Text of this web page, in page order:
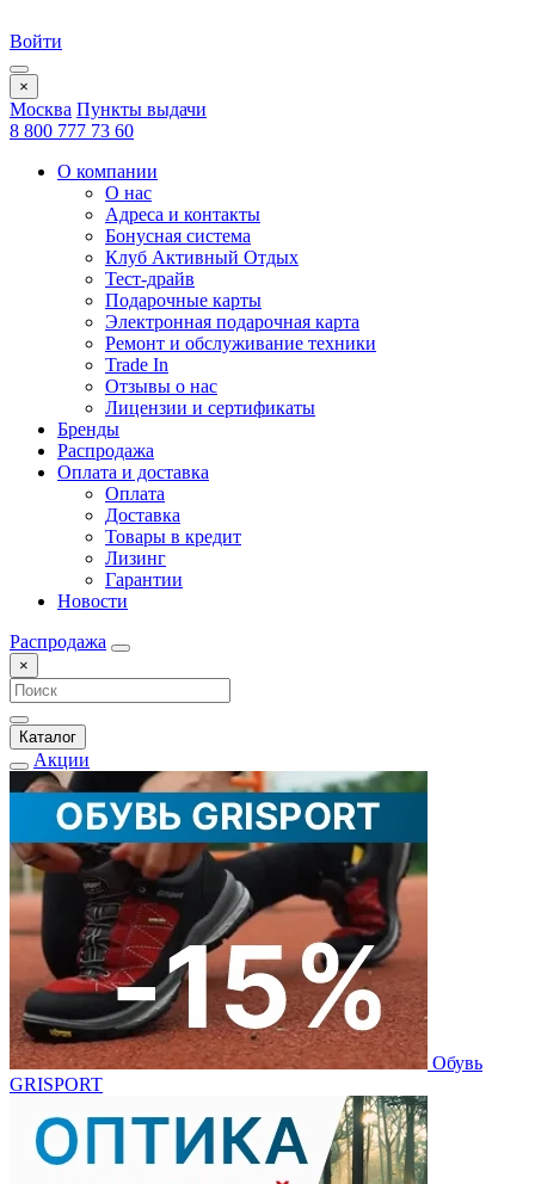
Войти
×
Москва Пункты выдачи
8 800 777 73 60
О компании
О нас
Адреса и контакты
Бонусная система
Клуб Активный Отдых
Тест-драйв
Подарочные карты
Электронная подарочная карта
Ремонт и обслуживание техники
Trade In
Отзывы о нас
Лицензии и сертификаты
Бренды
Распродажа
Оплата и доставка
Оплата
Доставка
Товары в кредит
Лизинг
Гарантии
Новости
Распродажа
×
Каталог
Акции
Обувь
GRISPORT